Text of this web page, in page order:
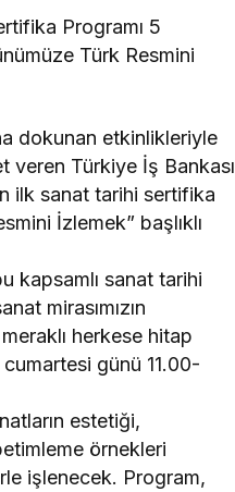
Programı 5
Türk Resmini
dokunan etkinlikleriyle
veren Türkiye İş Bankası
ilk sanat tarihi sertifika
İzlemek” başlıklı
kapsamlı sanat tarihi
mirasımızın
herkese hitap
günü 11.00-
estetiği,
örnekleri
işlenecek. Program,